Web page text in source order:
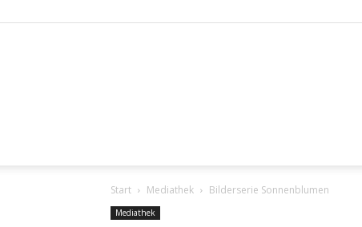
Start Mediathek Bilderserie Sonnenblumen
Mediathek